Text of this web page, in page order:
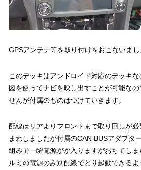
GPSアンテナ等を取り付けをおこないまし
このデッキはアンドロイド対応のデッキ
図を使ってナビを映し出すことが可能な
せんが付属のものはつけていきます。
配線はリアよりフロントまで取り回しが必
まわしましたが付属のCAN-BUSアダプタ
組みで一瞬電源がか入りますがおちてし
ルミの電源のみ別配線でとり起動できるよ